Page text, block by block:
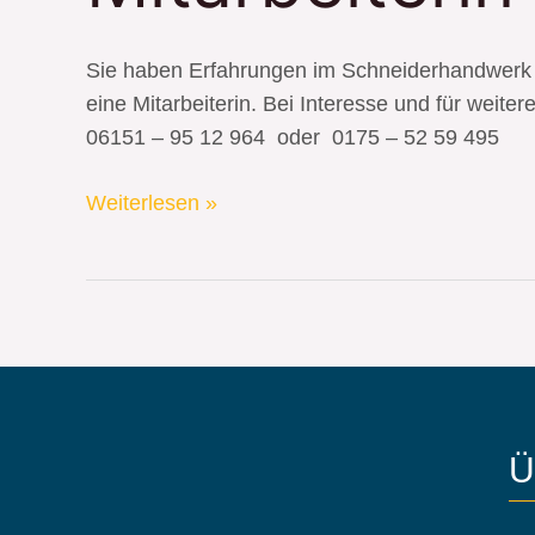
Sie haben Erfahrungen im
eine Mitarbeiterin. Bei Interesse und für
06151 – 95 12 964 oder 0175 – 52 59 495
Weiterlesen »